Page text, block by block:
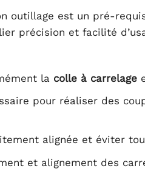
outillage est un pré-
précision et facilité
la colle à carrelage
pour réaliser des
alignée et éviter
et alignement des